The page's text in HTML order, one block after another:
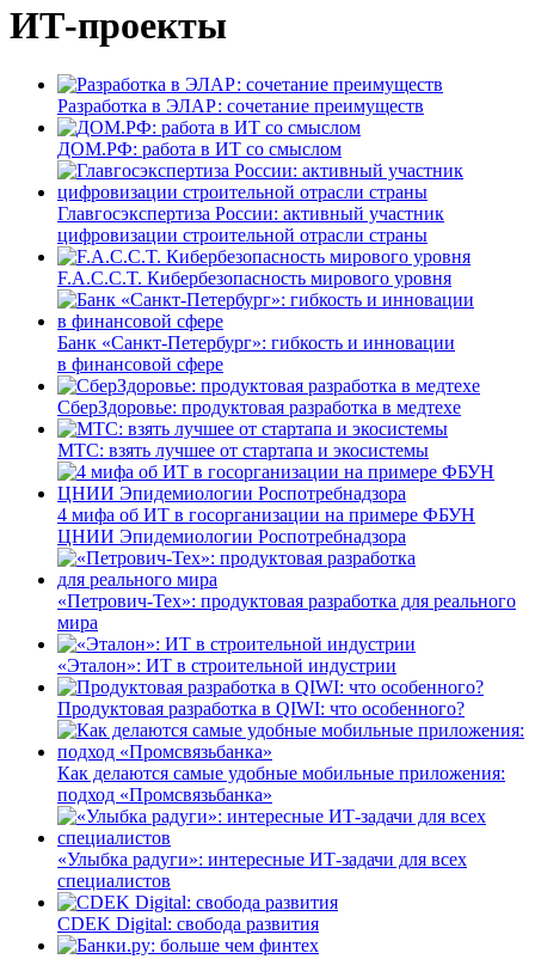
ИТ-проекты
Разработка в ЭЛАР: сочетание преимуществ
ДОМ.РФ: работа в ИТ со смыслом
Главгосэкспертиза России: активный участник
цифровизации строительной отрасли страны
F.A.C.C.T. Кибербезопасность мирового уровня
Банк «Санкт-Петербург»: гибкость и инновации
в финансовой сфере
СберЗдоровье: продуктовая разработка в медтехе
МТС: взять лучшее от стартапа и экосистемы
4 мифа об ИТ в госорганизации на примере ФБУН
ЦНИИ Эпидемиологии Роспотребнадзора
«Петрович-Тех»: продуктовая разработка для реального
мира
«Эталон»: ИТ в строительной индустрии
Продуктовая разработка в QIWI: что особенного?
Как делаются самые удобные мобильные приложения:
подход «Промсвязьбанка»
«Улыбка радуги»: интересные ИТ-задачи для всех
специалистов
CDEK Digital: свобода развития